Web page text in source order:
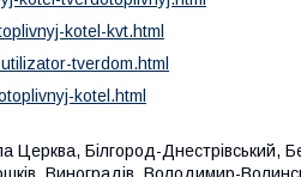
kotel-kvt.html
tverdom.html
kotel.html
Церква, Білгород-Днестрівський,